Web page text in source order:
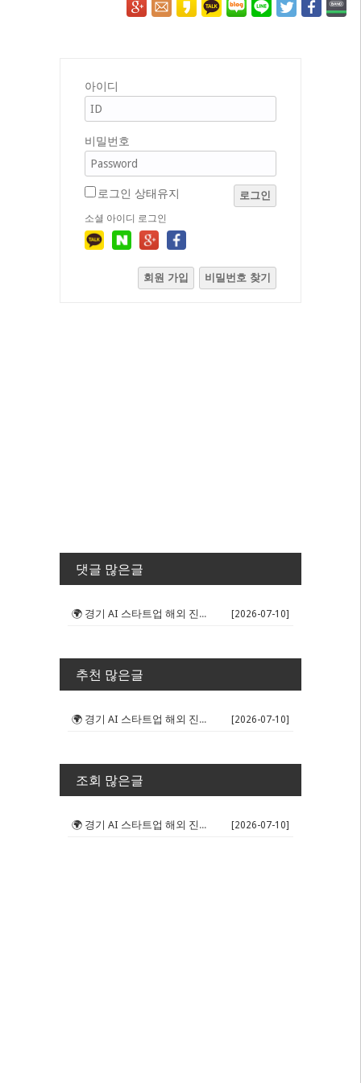
아이디
비밀번호
로그인 상태유지 로그인
소셜 아이디 로그인
회원 가입 비밀번호 찾기
댓글 많은글
🌍 경기 AI 스타트업 해외 진출 판... [2026-07-10]
추천 많은글
🌍 경기 AI 스타트업 해외 진출 판... [2026-07-10]
조회 많은글
🌍 경기 AI 스타트업 해외 진출 판... [2026-07-10]